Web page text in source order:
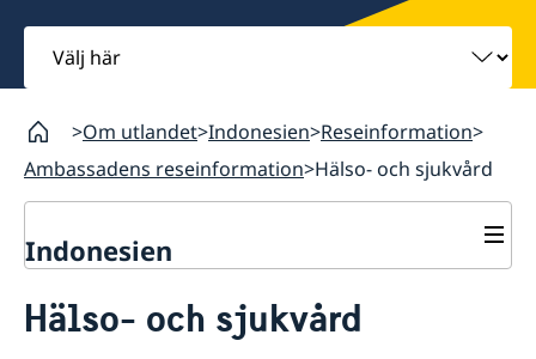
Välj
här
Om utlandet Indonesien Reseinformation
Ambassadens reseinformation Hälso- och sjukvård
Indonesien
Hjälp till svenskar i Indonesien
Hälso- och sjukvård